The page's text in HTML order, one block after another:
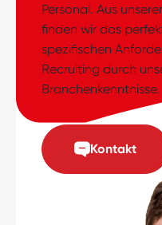
Personal. Aus
finden wir das
spezifischen
Recruiting durch
Branchenkenntnisse.
Kontakt